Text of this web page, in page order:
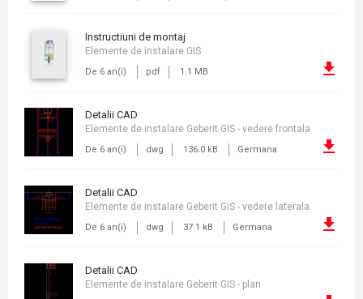
instructiuni de montaj
De 6 an(i) pdf 1.1 MB
Elemente de instalare GIS
detalii CAD
De 6 an(i) dwg 136.0 kB Germana
Elemente de instalare Geberit GIS - vedere frontala
detalii CAD
De 6 an(i) dwg 37.1 kB Germana
Elemente de instalare Geberit GIS - vedere laterala
detalii CAD
Elemente de instalare Geberit GIS - plan